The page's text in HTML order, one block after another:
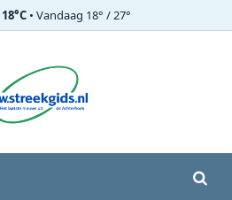
18°C• Vandaag 18° / 27°